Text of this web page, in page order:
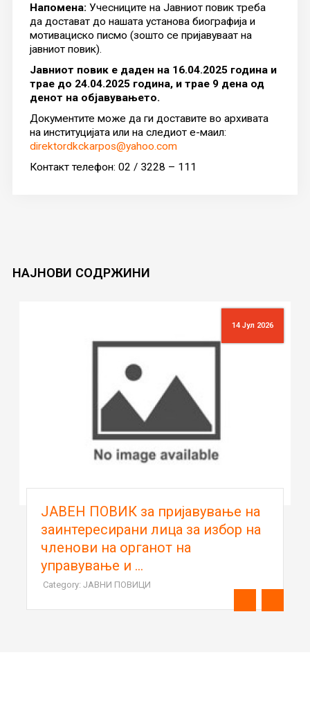
Напомена: Учесниците на Јавниот повик треба
да достават до нашата установа биографија и
мотивациско писмо (зошто се пријавуваат на
јавниот повик).
Јавниот повик е даден на 16.04.2025 година и
трае до 24.04.2025 година, и трае 9 дена од
денот на објавувањето.
Документите може да ги доставите во архивата
на институцијата или на следиот е-маил:
direktordkckarpos@yahoo.com
Контакт телефон: 02 / 3228 – 111
НАЈНОВИ СОДРЖИНИ
14 Јул 2026
ЈАВЕН ПОВИК за пријавување на
заинтересирани лица за избор на
членови на органот на
управување и ...
Category: ЈАВНИ ПОВИЦИ